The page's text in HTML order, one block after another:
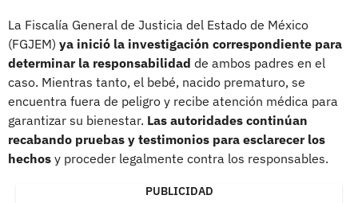
La Fiscalía General de Justicia del Estado de México
(FGJEM) ya inició la investigación correspondiente para
determinar la responsabilidad de ambos padres en el
caso. Mientras tanto, el bebé, nacido prematuro, se
encuentra fuera de peligro y recibe atención médica para
garantizar su bienestar. Las autoridades continúan
recabando pruebas y testimonios para esclarecer los
hechos y proceder legalmente contra los responsables.
PUBLICIDAD